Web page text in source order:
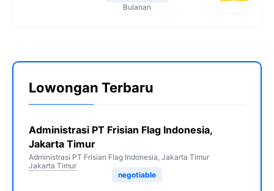
Bulanan
Lowongan Terbaru
Administrasi PT Frisian Flag Indonesia,
Jakarta Timur
Administrasi PT Frisian Flag Indonesia, Jakarta Timur
Jakarta Timur
negotiable